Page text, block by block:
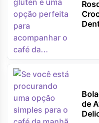
de